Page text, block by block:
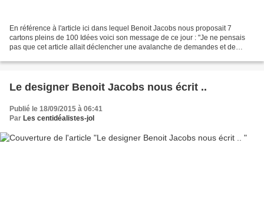
En référence à l'article ici dans lequel Benoit Jacobs nous proposait 7
cartons pleins de 100 Idées voici son message de ce jour : "Je ne pensais
pas que cet article allait déclencher une avalanche de demandes et de
Le designer Benoit Jacobs nous écrit ..
Publié le 18/09/2015 à 06:41
Par Les centidéalistes-jol